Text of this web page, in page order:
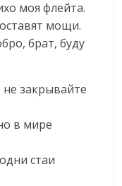
моя флейта.
мощи.
брат, буду
закрывайте
в мире
стаи